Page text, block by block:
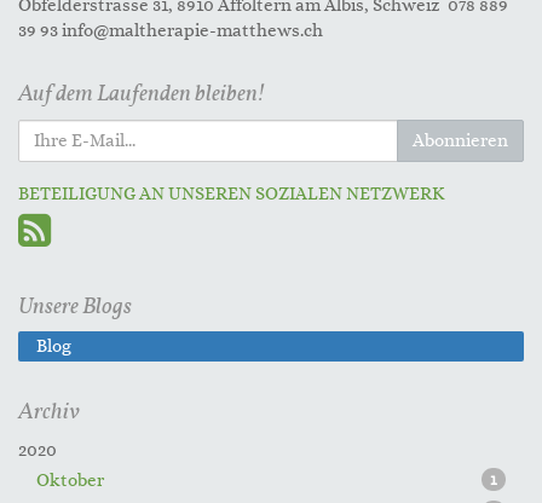
Obfelderstrasse 31, 8910 Affoltern am Albis, Schweiz 078 889
39 93 info@maltherapie-matthews.ch
Auf dem Laufenden bleiben!
Abonnieren
BETEILIGUNG AN UNSEREN SOZIALEN NETZWERK
Unsere Blogs
Blog
Archiv
2020
Oktober
1